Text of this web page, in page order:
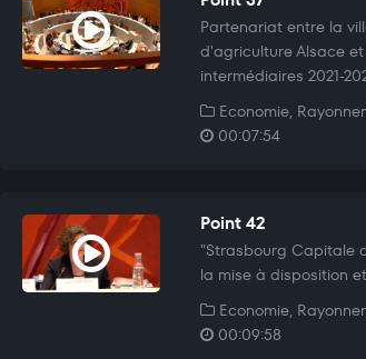
Partenariat entre la
d'agriculture Alsace et
intermédiaires 2021-
Economie,
00:07:54
Point 42
"Strasbourg Capitale
la mise à disposition
Economie,
00:09:58